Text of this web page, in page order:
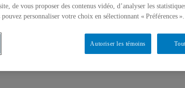
de vous proposer des contenus vidéo, d’analyser les
personnaliser votre choix en sélectionnant « Préférences ».
Autoriser les témoins